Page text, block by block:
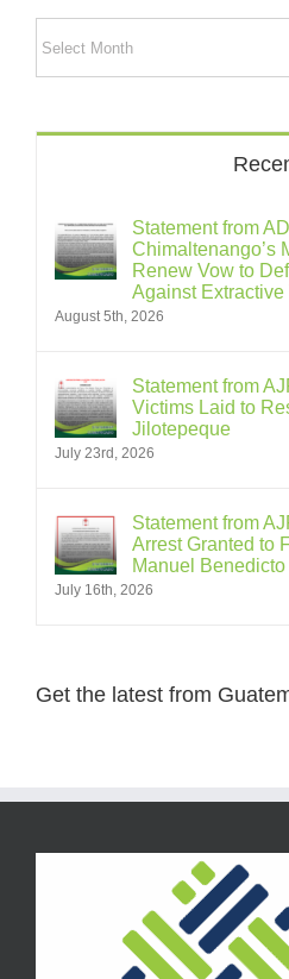
Statement from
Chimaltenango’s
Renew Vow to
Against Extractive
August 5th, 2026
Statement from
Victims Laid to
Jilotepeque
July 23rd, 2026
Statement from
Arrest Granted to
Manuel
July 16th, 2026
Get the latest from